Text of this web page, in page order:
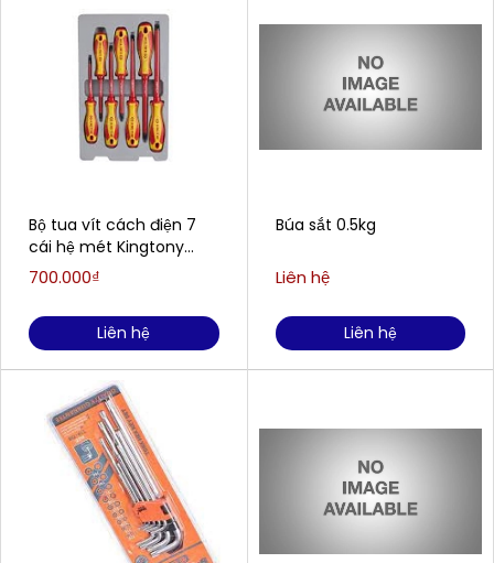
Bộ tua vít cách điện 7
cái hệ mét Kingtony
30617MR
700.000₫
Liên hệ
Búa sắt 0.5kg
Liên hệ
Liên hệ